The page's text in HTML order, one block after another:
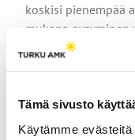
Tämä sivusto
Käytämme
koskisi pienempää
mukana
vastuullisuusdatan